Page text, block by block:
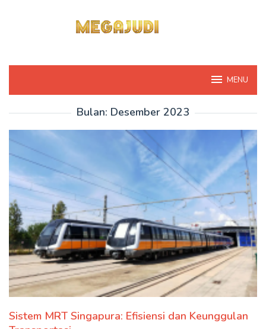
MENU
Bulan: Desember 2023
Sistem MRT Singapura: Efisiensi dan Keunggulan